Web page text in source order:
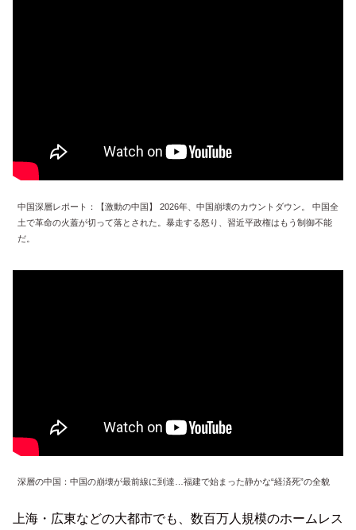
中国深層レポート：【激動の中国】 2026年、中国崩壊のカウントダウン。 中国全
土で革命の火蓋が切って落とされた。暴走する怒り、習近平政権はもう制御不能
だ。
深層の中国：中国の崩壊が最前線に到達…福建で始まった静かな“経済死”の全貌
上海・広東などの大都市でも、数百万人規模のホームレス